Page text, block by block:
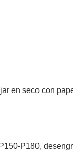
en seco con
P180,